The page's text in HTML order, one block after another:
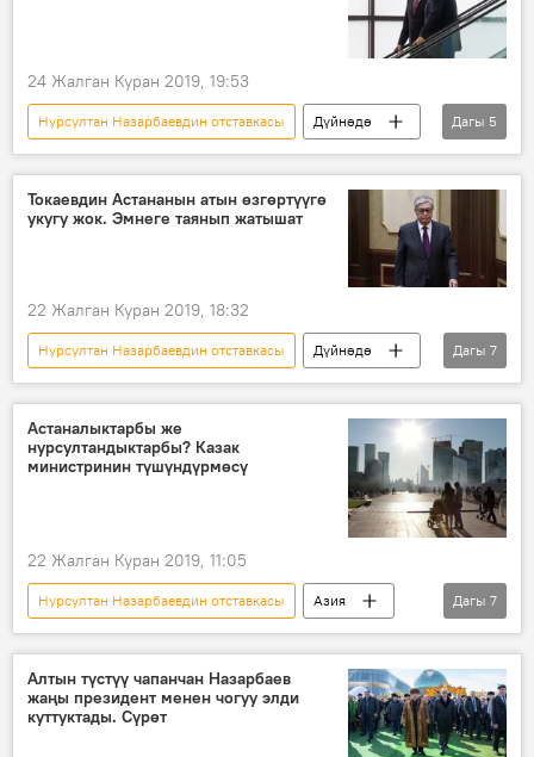
24 Жалган Куран 2019, 19:53
Нурсултан Назарбаевдин отставкасы
Дүйнөдө
Жаңылыктар
Саясат
Нурсултан Назарбаев
Владимир Путин
президент
Дагы 5
Токаевдин Астананын атын өзгөртүүгө
укугу жок. Эмнеге таянып жатышат
22 Жалган Куран 2019, 18:32
Нурсултан Назарбаевдин отставкасы
Дүйнөдө
Азия
Жаңылыктар
Саясат
Казакстан
Астана
Нурсултан Назарбаев
Дагы 7
Астаналыктарбы же
нурсултандыктарбы? Казак
министринин түшүндүрмөсү
22 Жалган Куран 2019, 11:05
Нурсултан Назарбаевдин отставкасы
Азия
Дүйнөдө
Жаңылыктар
Коом
Астана
шаар
аталыш
Дагы 7
Алтын түстүү чапанчан Назарбаев
жаңы президент менен чогуу элди
куттуктады. Сүрөт